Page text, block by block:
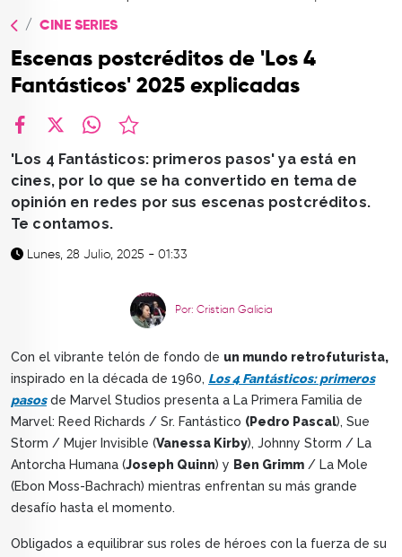
CONTACTO
CINE SERIES
Escenas postcréditos de 'Los 4
Fantásticos' 2025 explicadas
'Los 4 Fantásticos: primeros pasos' ya está en
cines, por lo que se ha convertido en tema de
opinión en redes por sus escenas postcréditos.
Te contamos.
Lunes, 28 Julio, 2025 - 01:33
Por: Cristian Galicia
Con el vibrante telón de fondo de un mundo retrofuturista,
inspirado en la década de 1960, Los 4 Fantásticos: primeros
pasosde Marvel Studios presenta a La Primera Familia de
Marvel: Reed Richards / Sr. Fantástico (Pedro Pascal), Sue
Storm / Mujer Invisible (Vanessa Kirby), Johnny Storm / La
Antorcha Humana (Joseph Quinn) y Ben Grimm / La Mole
(Ebon Moss-Bachrach) mientras enfrentan su más grande
desafío hasta el momento.
Obligados a equilibrar sus roles de héroes con la fuerza de su